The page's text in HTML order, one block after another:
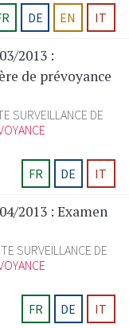
DE EN IT
2013 :
de prévoyance
SURVEILLANCE DE
FR
DE IT
2013 : Examen
SURVEILLANCE DE
FR
DE IT